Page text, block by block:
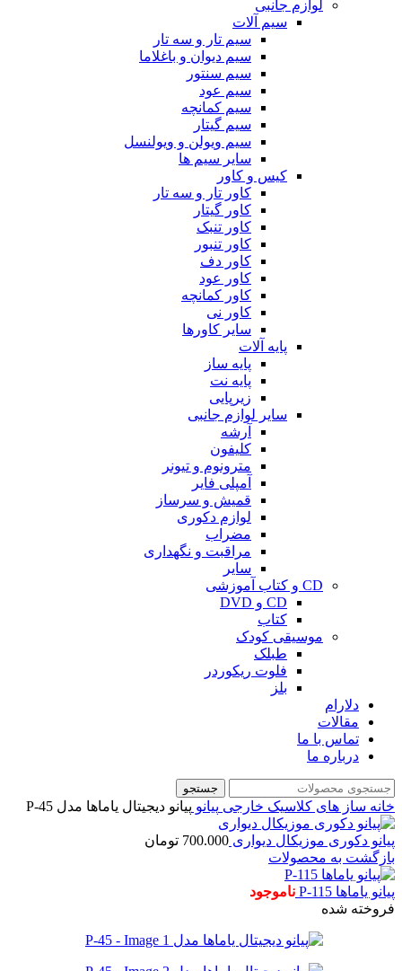
لوازم جانبی
سیم آلات
سیم تار و سه تار
سیم دیوان و باغلاما
سیم سنتور
سیم عود
سیم کمانچه
سیم گیتار
سیم ویولن و ویولنسل
سایر سیم ها
کیس و کاور
کاور تار و سه تار
کاور گیتار
کاور تنبک
کاور تنبور
کاور دف
کاور عود
کاور کمانچه
کاور نی
سایر کاورها
پایه آلات
پایه ساز
پایه نت
زیرپایی
سایر لوازم جانبی
آرشه
کلیفون
مترونوم و تیونر
آمپلی فایر
قمیش و سرساز
لوازم دکوری
مضراب
مراقبت و نگهداری
سایر
CD و کتاب آموزشی
CD و DVD
کتاب
موسیقی کودک
طبلک
فلوت ریکوردر
بلز
دلارام
مقالات
تماس با ما
درباره ما
جستجو
خانه ساز های کلاسیک خارجی پیانو پیانو دیجیتال یاماها مدل P-45
پیانو دکوری موزیکال دیواری 700.000 تومان
بازگشت به محصولات
پیانو یاماها P-115
ناموجود
فروخته شده